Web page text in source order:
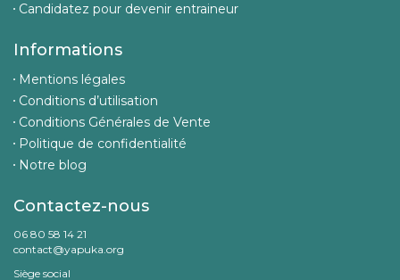
Candidatez pour devenir entraineur
Informations
Mentions légales
Conditions d’utilisation
Conditions Générales de Vente
Politique de confidentialité
Notre blog
Contactez-nous
06 80 58 14 21
contact@yapuka.org
Siège social